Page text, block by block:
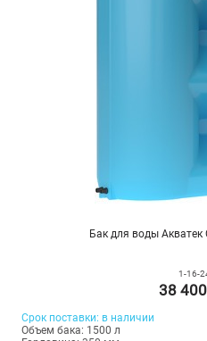
Бак для воды Акватек
1-16-
38
Срок поставки: в наличии
Объем бака: 1500 л